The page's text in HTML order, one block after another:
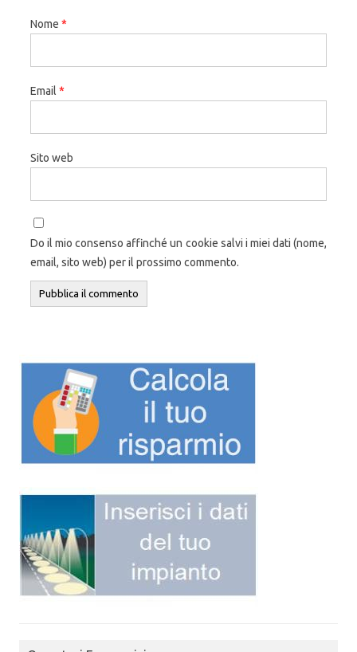
Nome *
Email *
Sito web
Do il mio consenso affinché un cookie salvi i miei dati (nome,
email, sito web) per il prossimo commento.